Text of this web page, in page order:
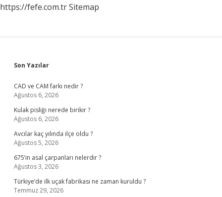
https://fefe.com.trSitemap
Sidebar
Son Yazılar
CAD ve CAM farkı nedir ?
Ağustos 6, 2026
Kulak pisliği nerede birikir ?
Ağustos 6, 2026
Avcılar kaç yılında ilçe oldu ?
Ağustos 5, 2026
675’in asal çarpanları nelerdir ?
Ağustos 3, 2026
Türkiye’de ilk uçak fabrikası ne zaman kuruldu ?
Temmuz 29, 2026